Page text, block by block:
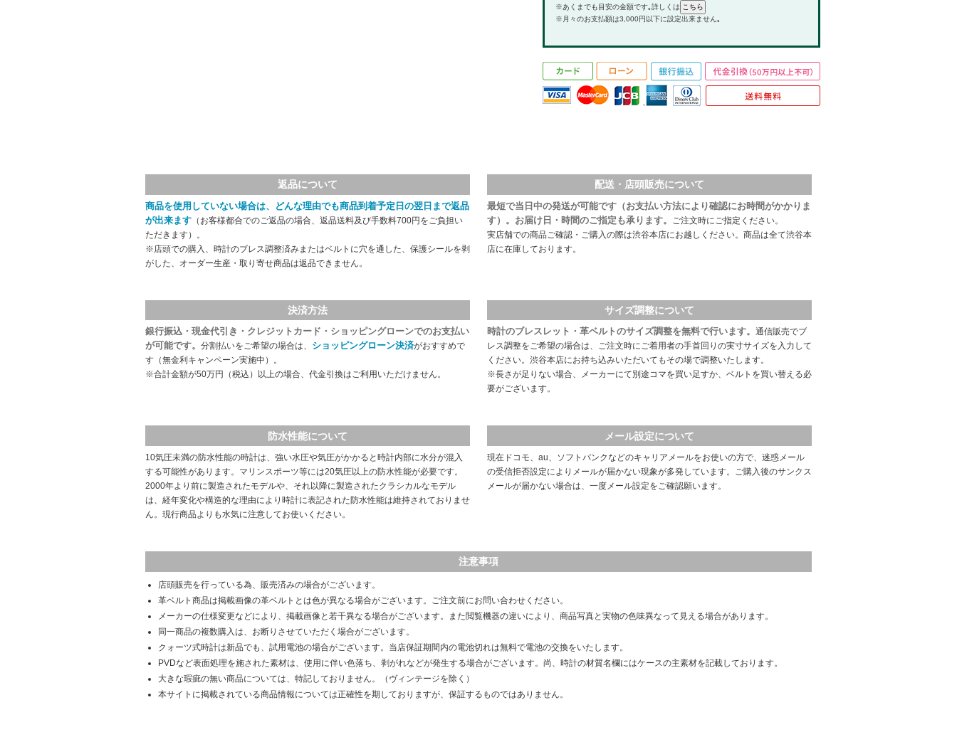
※あくまでも目安の金額です｡詳しくは
※月々のお支払額は3,000円以下に設定出来ません｡
返品について
商品を使用していない場合は、どんな理由でも商品到着予定日の翌日まで返品
が出来ます （お客様都合でのご返品の場合、返品送料及び手数料700円をご負担い
ただきます）。
※店頭での購入、時計のブレス調整済みまたはベルトに穴を通した、保護シールを剥
がした、オーダー生産・取り寄せ商品は返品できません。
配送・店頭販売について
最短で当日中の発送が可能です（お支払い方法により確認にお時間がかかりま
す）。お届け日・時間のご指定も承ります。
ご注文時にご指定ください。
実店舗での商品ご確認・ご購入の際は渋谷本店にお越しください。商品は全て渋谷本
店に在庫しております。
決済方法
銀行振込・現金代引き・クレジットカード・ショッピングローンでのお支払い
が可能です。 分割払いをご希望の場合は、 ショッピングローン決済がおすすめで
す（無金利キャンペーン実施中）。
※合計金額が50万円（税込）以上の場合、代金引換はご利用いただけません。
サイズ調整について
時計のブレスレット・革ベルトのサイズ調整を無料で行います。 通信販売でブ
レス調整をご希望の場合は、ご注文時にご着用者の手首回りの実寸サイズを入力して
ください。渋谷本店にお持ち込みいただいてもその場で調整いたします。
※長さが足りない場合、メーカーにて別途コマを買い足すか、ベルトを買い替える必
要がございます。
防水性能について
10気圧未満の防水性能の時計は、強い水圧や気圧がかかると時計内部に水分が混入
する可能性があります。マリンスポーツ等には20気圧以上の防水性能が必要です。
2000年より前に製造されたモデルや、それ以降に製造されたクラシカルなモデル
は、経年変化や構造的な理由により時計に表記された防水性能は維持されておりませ
ん。現行商品よりも水気に注意してお使いください。
メール設定について
現在ドコモ、au、ソフトバンクなどのキャリアメールをお使いの方で、迷惑メール
の受信拒否設定によりメールが届かない現象が多発しています。ご購入後のサンクス
メールが届かない場合は、一度メール設定をご確認願います。
注意事項
店頭販売を行っている為、販売済みの場合がございます。
革ベルト商品は掲載画像の革ベルトとは色が異なる場合がございます。ご注文前にお問い合わせください。
メーカーの仕様変更などにより、掲載画像と若干異なる場合がございます。また閲覧機器の違いにより、商品写真と実物の色味異なって見える場合があります。
同一商品の複数購入は、お断りさせていただく場合がございます。
クォーツ式時計は新品でも、試用電池の場合がございます。当店保証期間内の電池切れは無料で電池の交換をいたします。
PVDなど表面処理を施された素材は、使用に伴い色落ち、剥がれなどが発生する場合がございます。尚、時計の材質名欄にはケースの主素材を記載しております。
大きな瑕疵の無い商品については、特記しておりません。（ヴィンテージを除く）
本サイトに掲載されている商品情報については正確性を期しておりますが、保証するものではありません。